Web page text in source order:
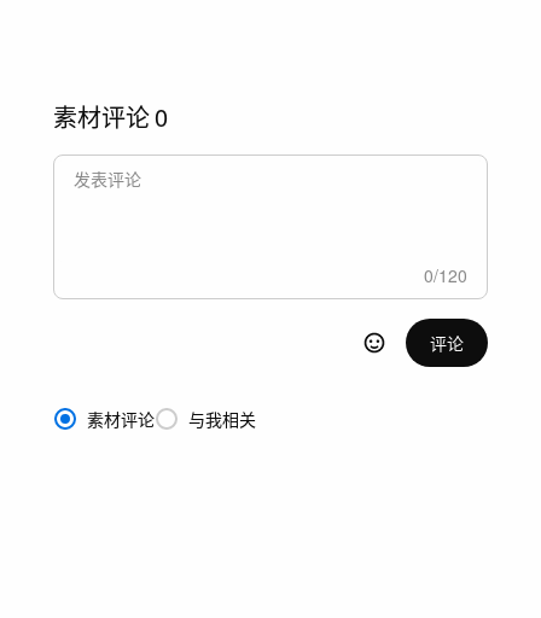
素材评论0
0/120
评论
素材评论 与我相关